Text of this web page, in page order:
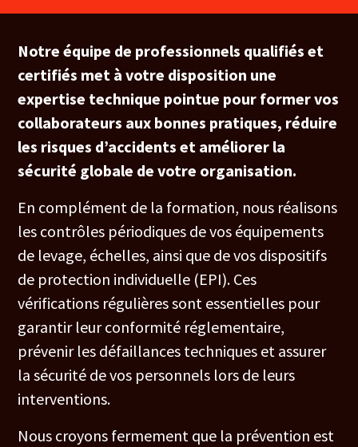
Notre équipe de professionnels qualifiés et
certifiés met à votre disposition une
expertise technique pointue pour former vos
collaborateurs aux bonnes pratiques, réduire
les risques d’accidents et améliorer la
sécurité globale de votre organisation.
En complément de la formation, nous réalisons
les contrôles périodiques de vos équipements
de levage, échelles, ainsi que de vos dispositifs
de protection individuelle (EPI). Ces
vérifications régulières sont essentielles pour
garantir leur conformité réglementaire,
prévenir les défaillances techniques et assurer
la sécurité de vos personnels lors de leurs
interventions.
Nous croyons fermement que la prévention est